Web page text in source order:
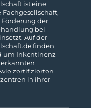
ist eine
der
bei
Auf der
finden
um Inkontinenz
zertifizierten
in ihrer